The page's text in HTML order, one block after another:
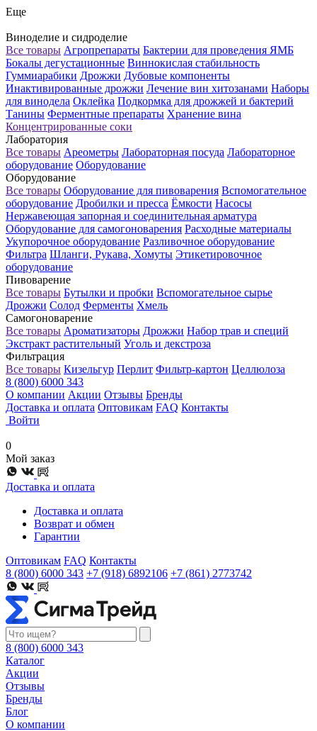
Еще
Виноделие и сидроделие
Все товары Агропрепараты Бактерии для проведения ЯМБ
Бокалы дегустационные Виннокислая стабильность
Гуммиарабики Дрожжи Дубовые компоненты
Инактивированные дрожжи Лечение вин хитозанами Наборы
для винодела Оклейка Подкормка для дрожжей и бактерий
Танины Ферментные препараты Хранение вина
Концентрированные соки
Лаборатория
Все товары Ареометры Лабораторная посуда Лабораторное
оборудование Оборудование
Оборудование
Все товары Оборудование для пивоварения Вспомогательное
оборудование Дробилки и пресса Ёмкости Насосы
Нержавеющая запорная и соединительная арматура
Оборудование для самогоноварения Расходные материалы
Укупорочное оборудование Разливочное оборудование
Фильтра Шланги, Рукава, Хомуты Этикетировочное
оборудование
Пивоварение
Все товары Бутылки и пробки Вспомогательное сырье
Дрожжи Солод Ферменты Хмель
Самогоноварение
Все товары Ароматизаторы Дрожжи Набор трав и специй
Экстракт растительный Уголь и декстроза
Фильтрация
Все товары Кизельгур Перлит Фильтр-картон Целлюлоза
8 (800) 6000 343
О компании Акции Отзывы Бренды
Доставка и оплата Оптовикам FAQ Контакты
Войти
0
Мой заказ
Доставка и оплата
Доставка и оплата
Возврат и обмен
Гарантии
Оптовикам FAQ Контакты
8 (800) 6000 343 +7 (918) 6892106 +7 (861) 2773742
8 (800) 6000 343
Каталог
Акции
Отзывы
Бренды
Блог
О компании